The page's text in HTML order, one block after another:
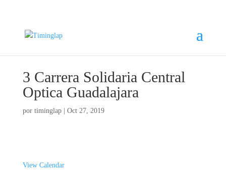
3 Carrera Solidaria Central
Optica Guadalajara
por timinglap| Oct 27, 2019
View Calendar